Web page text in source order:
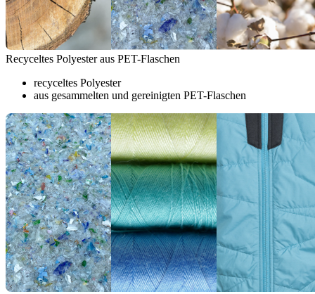
Recyceltes Polyester aus PET-Flaschen
recyceltes Polyester
aus gesammelten und gereinigten PET-Flaschen